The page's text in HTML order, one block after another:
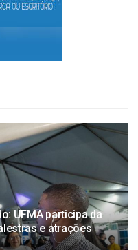
UFMA participa da
e atrações